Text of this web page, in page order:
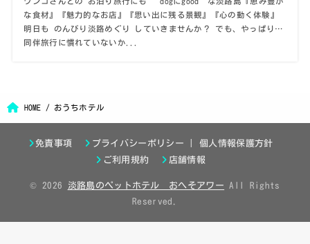
な食材』『魅力的なお店』『思い出に残る景観』『心の動く体験』
明日も のんびり淡路めぐり していきませんか？ でも、やっぱり…
同伴旅行に慣れていないか...
HOME おうちホテル
免責事項
プライバシーポリシー | 個人情報保護方針
ご利用規約
店舗情報
© 2026 淡路島のペットホテル おへそアワー All Rights
Reserved.